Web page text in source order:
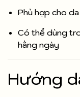
Phù hợp cho
Có thể dùng
hằng ngày
Hướng